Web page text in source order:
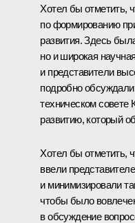
Хотел бы отметить,
по формированию
развития. Здесь
но и широкая
и представители
подробно
техническом совете
развитию, который
Хотел бы отметить,
ввели
и минимизировали
чтобы было
в обсуждение